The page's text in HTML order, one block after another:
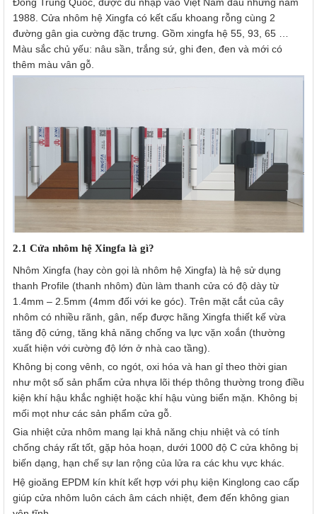
1988. Cửa nhôm hệ Xingfa có kết cấu khoang rỗng cùng 2
đường gân gia cường đặc trưng. Gồm xingfa hệ 55, 93, 65 …
Màu sắc chủ yếu: nâu sần, trắng sứ, ghi đen, đen và mới có
thêm màu vân gỗ.
2.1 Cửa nhôm hệ Xingfa là gì?
Nhôm Xingfa (hay còn gọi là nhôm hệ Xingfa) là hệ sử dụng
thanh Profile (thanh nhôm) đùn làm thanh cửa có độ dày từ
1.4mm – 2.5mm (4mm đối với ke góc). Trên mặt cắt của cây
nhôm có nhiều rãnh, gân, nếp được hãng Xingfa thiết kế vừa
tăng độ cứng, tăng khả năng chống va lực vặn xoắn (thường
xuất hiện với cường độ lớn ở nhà cao tầng).
Không bị cong vênh, co ngót, oxi hóa và han gỉ theo thời gian
như một số sản phẩm cửa nhựa lõi thép thông thường trong điều
kiện khí hậu khắc nghiệt hoặc khí hậu vùng biển mặn. Không bị
mối mọt như các sản phẩm cửa gỗ.
Gia nhiệt cửa nhôm mang lại khả năng chịu nhiệt và có tính
chống cháy rất tốt, gặp hỏa hoạn, dưới 1000 độ C cửa không bị
biến dạng, hạn chế sự lan rộng của lửa ra các khu vực khác.
Hệ gioăng EPDM kín khít kết hợp với phụ kiện Kinglong cao cấp
giúp cửa nhôm luôn cách âm cách nhiệt, đem đến không gian